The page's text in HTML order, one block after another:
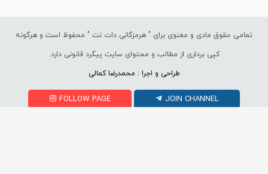
تمامی حقوق مادی و معنوی برای " هرمزگانی دات نت " محفوظ است و هرگونه
کپی برداری از مطالب و محتوای سایت پیگرد قانونی دارد.
طراحی و اجرا : محمدرضا کمالی
FOLLOW PAGE JOIN CHANNEL